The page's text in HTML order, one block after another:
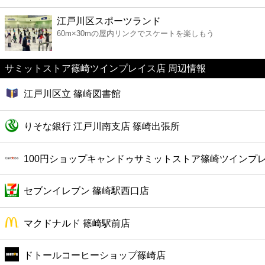
ファーストフード
カフェ
ショッピング
公共
ホテル
江戸川区スポーツランド
60m×30mの屋内リンクでスケートを楽しもう
サミットストア篠崎ツインプレイス店 周辺情報
江戸川区立 篠崎図書館
りそな銀行 江戸川南支店 篠崎出張所
100円ショップキャンドゥサミットストア篠崎ツインプ
セブンイレブン 篠崎駅西口店
マクドナルド 篠崎駅前店
ドトールコーヒーショップ篠崎店